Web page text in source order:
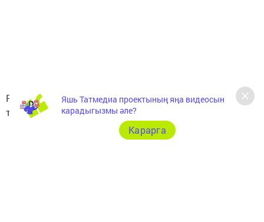
Ринасның тирән кайгысын уртаклашабыз, сабырлык
телибез. Әтисенең урыны җәннәттә булсын.
Яшь Татмедиа проектының яңа видеосын
карадыгызмы әле?
Карарга